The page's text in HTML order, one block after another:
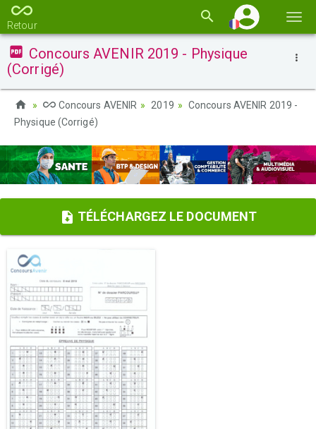
la
Retour
Concours AVENIR 2019 - Physique
(Corrigé)
Concours AVENIR 2019
Concours AVENIR 2019 -
Physique (Corrigé)
TÉLÉCHARGEZ LE DOCUMENT